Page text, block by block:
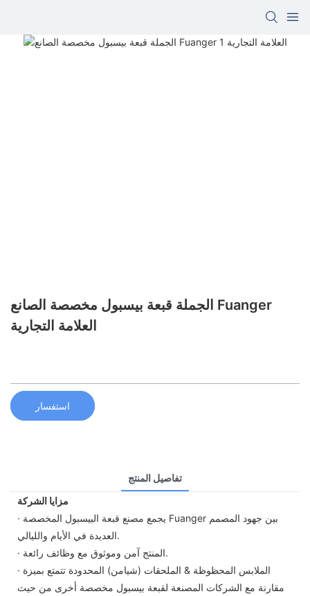
الجملة قبعة بيسبول مخصصة الصانع Fuanger
العلامة التجارية
استفسار
تفاصيل المنتج
مزايا الشركة
· يجمع مصنع قبعة البيسبول المخصصة Fuanger بين جهود المصمم
العديدة في الأيام والليالي.
· المنتج آمن وموثوق مع وظائف رائعة.
· الملابس المحظوظة & الملحقات (شيامن) المحدودة تتمتع بميزة
مقارنة مع الشركات المصنعة لقبعة بيسبول مخصصة أخرى من حيث